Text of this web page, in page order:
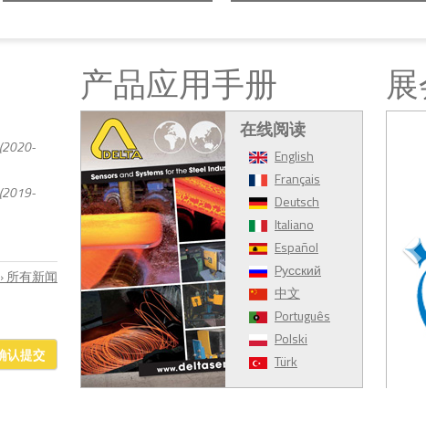
(2020-
(2019-
› 所有新闻
认提交
产品应用手册
在线阅读
English
Français
Deutsch
Italiano
Español
Pусский
中文
Português
Polski
Türk